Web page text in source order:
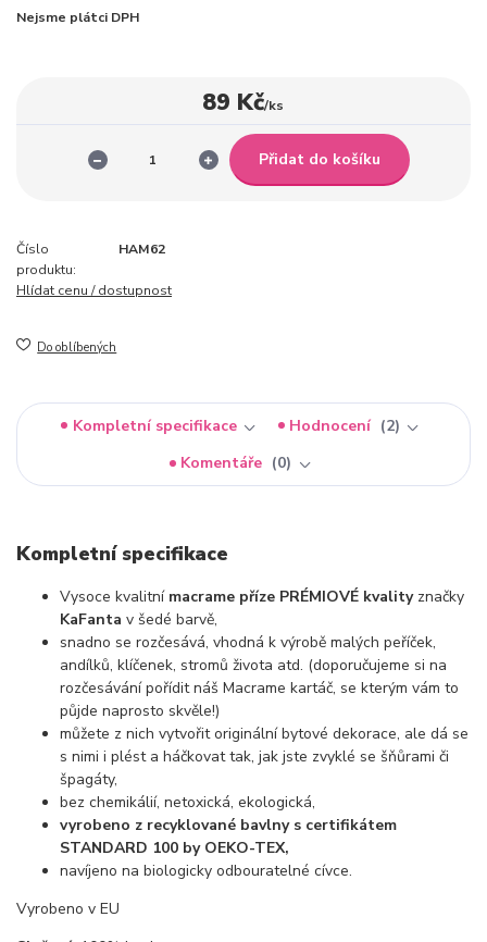
Nejsme plátci DPH
89 Kč/ks
Přidat do košíku
Číslo
produktu:
HAM62
Hlídat cenu / dostupnost
Do oblíbených
Kompletní specifikace Hodnocení
2
Komentáře
0
Kompletní specifikace
Vysoce kvalitní macrame příze PRÉMIOVÉ kvalityznačky
KaFanta v šedé barvě,
snadno se rozčesává, vhodná k výrobě malých peříček,
andílků, klíčenek, stromů života atd. (doporučujeme si na
rozčesávání pořídit náš Macrame kartáč, se kterým vám to
půjde naprosto skvěle!)
můžete z nich vytvořit originální bytové dekorace, ale dá se
s nimi i plést a háčkovat tak, jak jste zvyklé se šňůrami či
špagáty,
bez chemikálií, netoxická, ekologická,
vyrobeno z recyklované bavlny s certifikátem
STANDARD 100 by OEKO-TEX,
navíjeno na biologicky odbouratelné cívce.
Vyrobeno v EU